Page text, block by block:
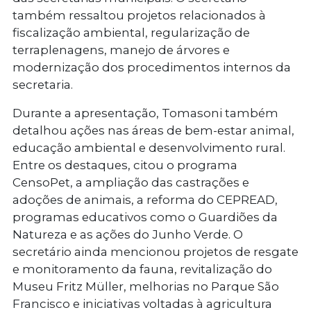
também ressaltou projetos relacionados à
fiscalização ambiental, regularização de
terraplenagens, manejo de árvores e
modernização dos procedimentos internos da
secretaria.
Durante a apresentação, Tomasoni também
detalhou ações nas áreas de bem-estar animal,
educação ambiental e desenvolvimento rural.
Entre os destaques, citou o programa
CensoPet, a ampliação das castrações e
adoções de animais, a reforma do CEPREAD,
programas educativos como o Guardiões da
Natureza e as ações do Junho Verde. O
secretário ainda mencionou projetos de resgate
e monitoramento da fauna, revitalização do
Museu Fritz Müller, melhorias no Parque São
Francisco e iniciativas voltadas à agricultura